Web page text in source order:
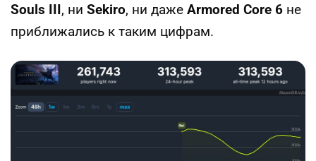
Souls III , ни Sekiro, ни даже Armored Core 6 не
приближались к таким цифрам.